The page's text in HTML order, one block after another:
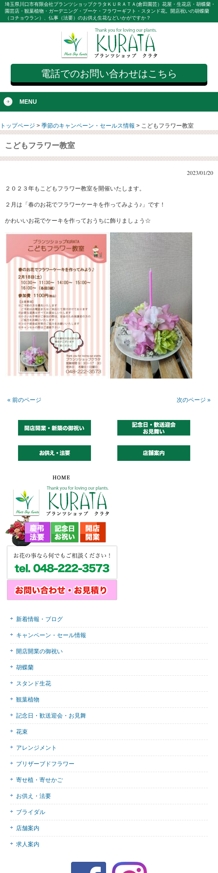
埼玉県川口市有限会社プランツショップクラタＫＵＲＡＴＡ(倉田園芸）花屋・生花店・胡蝶蘭・
園芸店・観葉植物・ガーデニング・ブーケ・フラワーギフト・スタンド花。開店祝いの胡蝶蘭
（コチョウラン）、仏事（法要）のお供え生花などいかがですか？
電話でのお問い合わせはこちら
MENU
トップページ > 季節のキャンペーン・セールス情報 > こどもフラワー教室
こどもフラワー教室
2023/01/20
２０２３年もこどもフラワー教室を開催いたします。
２月は「春のお花でフラワーケーキを作ってみよう♪」です！
かわいいお花でケーキを作っておうちに飾りましょう☆
« 前のページ 次のページ »
新着情報・ブログ
キャンペーン・セール情報
開店開業の御祝い
胡蝶蘭
スタンド生花
観葉植物
記念日・歓送迎会・お見舞
花束
アレンジメント
プリザーブドフラワー
寄せ植・寄せかご
お供え・法要
ブライダル
店舗案内
求人案内